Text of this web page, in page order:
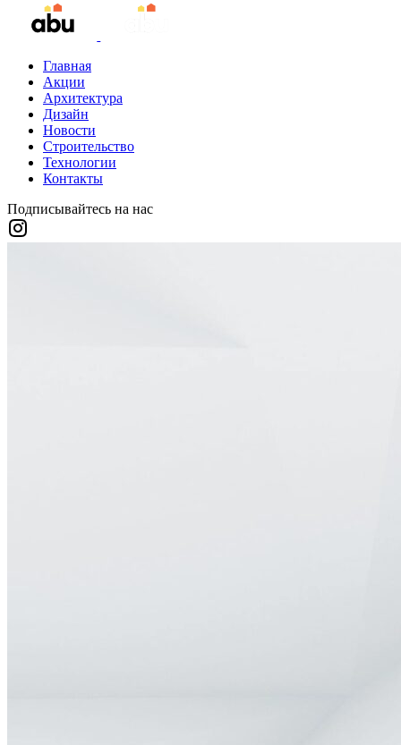
Главная
Акции
Архитектура
Дизайн
Новости
Строительство
Технологии
Контакты
Подписывайтесь на нас